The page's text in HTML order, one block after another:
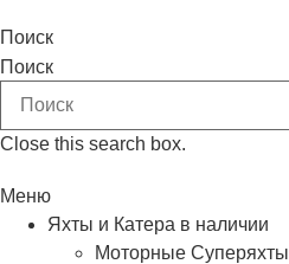
Поиск
Поиск
Close this search box.
Меню
Яхты и Катера в наличии
Моторные Суперяхты